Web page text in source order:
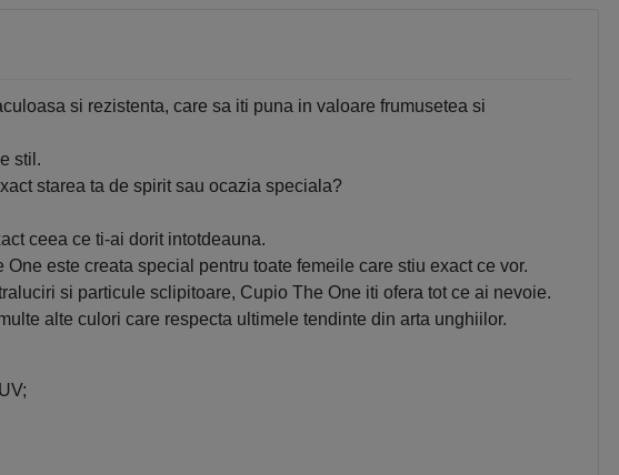
si rezistenta, care sa iti puna in valoare frumusetea si
stil.
starea ta de spirit sau ocazia speciala?
ceea ce ti-ai dorit intotdeauna.
este creata special pentru toate femeile care stiu exact ce vor.
si particule sclipitoare, Cupio The One iti ofera tot ce ai nevoie.
alte culori care respecta ultimele tendinte din arta unghiilor.